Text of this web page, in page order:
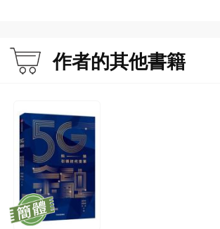
作者的其他書籍